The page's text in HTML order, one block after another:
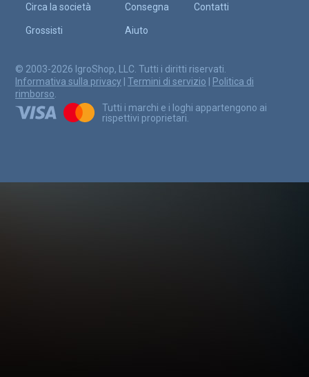
Circa la società
Grossisti
Consegna
Aiuto
Contatti
© 2003-2026 IgroShop, LLC. Tutti i diritti riservati.
Informativa sulla privacy
Termini di servizio
Politica di
rimborso
Tutti i marchi e i loghi appartengono ai
rispettivi proprietari.